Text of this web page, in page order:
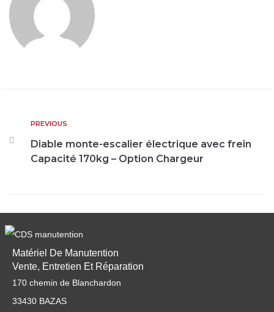
PREVIOUS
Diable monte-escalier électrique avec frein
Capacité 170kg – Option Chargeur
Matériel De Manutention
Vente, Entretien Et Réparation
170 chemin de Blanchardon
33430 BAZAS